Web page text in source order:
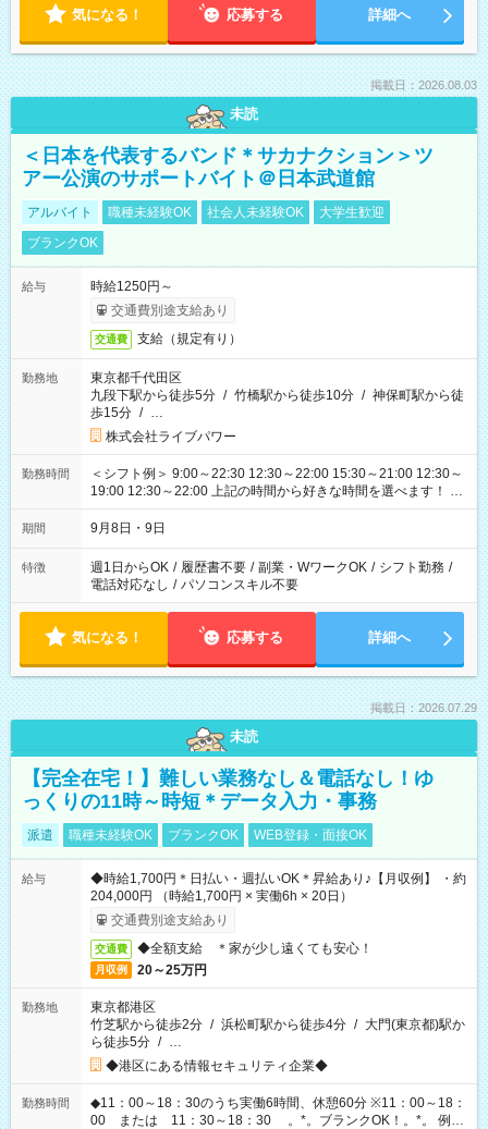
気になる！ 応募する 詳細へ
掲載日：2026.08.03
未読
＜日本を代表するバンド＊サカナクション＞ツ
アー公演のサポートバイト＠日本武道館
アルバイト 職種未経験OK 社会人未経験OK
大学生歓迎
ブランクOK
給与
時給1250円～
交通費別途支給あり
交通費 支給（規定有り）
勤務地
東京都千代田区
九段下駅から徒歩5分 / 竹橋駅から徒歩10分 / 神保町駅から徒
歩15分 / …
株式会社ライブパワー
勤務時間
＜シフト例＞ 9:00～22:30 12:30～22:00 15:30～21:00 12:30～
19:00 12:30～22:00 上記の時間から好きな時間を選べます！ ※
時間は変更となる可能性があります
期間 9月8日・9日
特徴 週1日からOK / 履歴書不要 / 副業・WワークOK / シフト勤務 /
電話対応なし / パソコンスキル不要
気になる！ 応募する 詳細へ
掲載日：2026.07.29
未読
【完全在宅！】難しい業務なし＆電話なし！ゆ
っくりの11時～時短＊データ入力・事務
派遣 職種未経験OK ブランクOK WEB登録・面接OK
給与
◆時給1,700円＊日払い・週払いOK＊昇給あり♪【月収例】 ・約
204,000円 （時給1,700円 × 実働6h × 20日）
交通費別途支給あり
交通費 ◆全額支給 ＊家が少し遠くても安心！
月収例 20～25万円
勤務地
東京都港区
竹芝駅から徒歩2分 / 浜松町駅から徒歩4分 / 大門(東京都)駅か
ら徒歩5分 / …
◆港区にある情報セキュリティ企業◆
勤務時間
◆11：00～18：30のうち実働6時間、休憩60分 ※11：00～18：
00 または 11：30～18：30 。*。ブランクOK！。*。 例え